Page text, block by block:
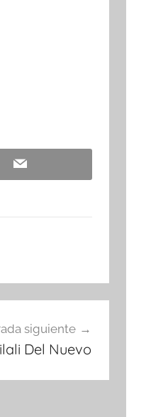
siguiente
Del Nuevo